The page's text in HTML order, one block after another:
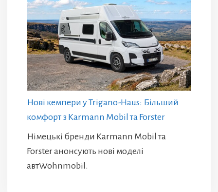
Нові кемпери у Trigano-Haus: Більший
комфорт з Karmann Mobil та Forster
Німецькі бренди Karmann Mobil та
Forster анонсують нові моделі
автWohnmobil.